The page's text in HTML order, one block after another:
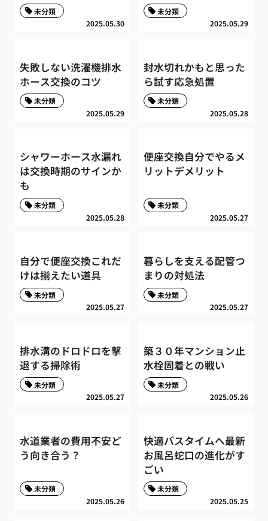
2025.05.30
未分類
2025.05.29
未分類
失敗しない洗濯機排水
ホース交換のコツ
2025.05.29
未分類
封水切れかもと思った
ら試す応急処置
2025.05.28
未分類
シャワーホース水漏れ
は交換時期のサインか
も
2025.05.28
未分類
便座交換自分でやるメ
リットデメリット
2025.05.27
未分類
自分で便座交換これだ
けは揃えたい道具
2025.05.27
未分類
暮らしを支える配管つ
まりの対処法
2025.05.27
未分類
排水溝のドロドロを撃
退する掃除術
2025.05.27
未分類
築３０年マンション止
水栓固着との戦い
2025.05.26
未分類
水道業者の費用不安ど
う向き合う？
2025.05.26
未分類
快適バスタイムへ最新
お風呂蛇口の進化がす
ごい
2025.05.25
未分類